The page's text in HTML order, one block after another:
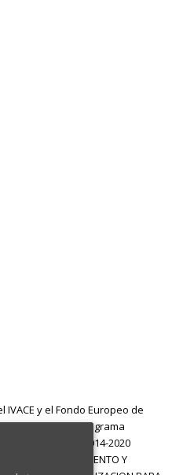
y el Fondo Europeo de
en el marco del Programa
Valenciana 2014-2020
DE SEGUIMIENTO Y